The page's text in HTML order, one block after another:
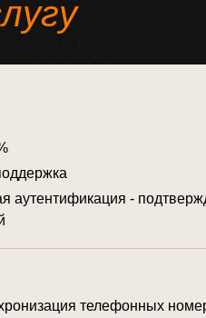
лугу
аутентификация -
телефонных